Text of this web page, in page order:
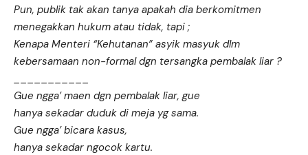
Pun, publik tak akan tanya apakah dia berkomitmen
menegakkan hukum atau tidak, tapi ;
Kenapa Menteri “Kehutanan” asyik masyuk dlm
kebersamaan non-formal dgn tersangka pembalak liar ?
Gue ngga’ maen dgn pembalak liar, gue
hanya sekadar duduk di meja yg sama.
Gue ngga’ bicara kasus,
hanya sekadar ngocok kartu.